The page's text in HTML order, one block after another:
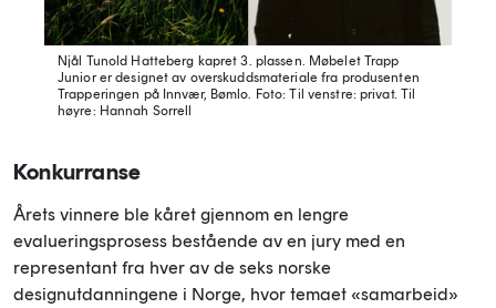
Njål Tunold Hatteberg kapret 3. plassen. Møbelet Trapp
Junior er designet av overskuddsmateriale fra produsenten
Trapperingen på Innvær, Bømlo. Foto: Til venstre: privat. Til
høyre: Hannah Sorrell
Konkurranse
Årets vinnere ble kåret gjennom en lengre
evalueringsprosess bestående av en jury med en
representant fra hver av de seks norske
designutdanningene i Norge, hvor temaet «samarbeid»